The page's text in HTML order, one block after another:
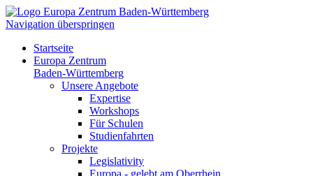
Navigation überspringen
Startseite
Europa Zentrum
Baden-Württemberg
Unsere Angebote
Expertise
Workshops
Für Schulen
Studienfahrten
Projekte
Legislativity
Europa - gelebt am Oberrhein